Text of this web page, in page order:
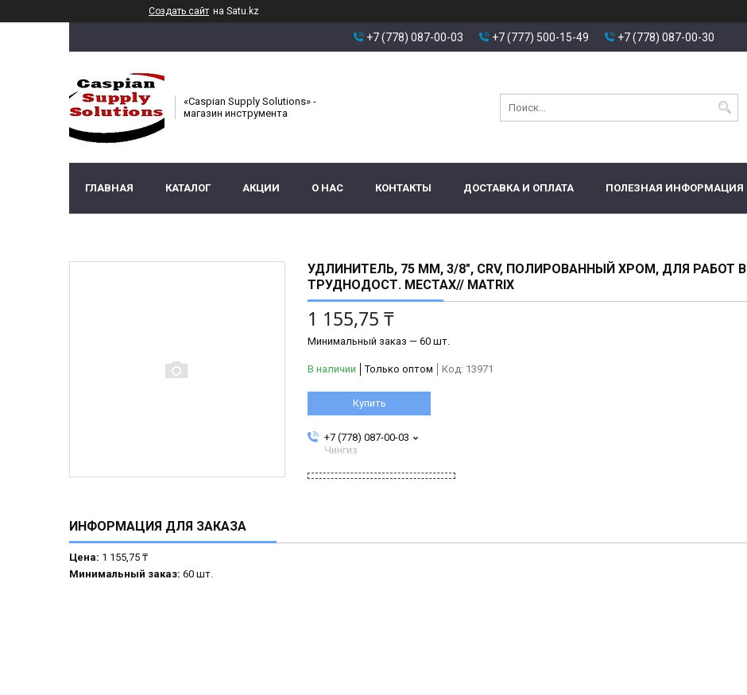
Создать сайт на Satu.kz
+7 (778) 087-00-03 +7 (777) 500-15-49 +7 (778) 087-00-30
«Caspian Supply Solutions» -
магазин инструмента
ГЛАВНАЯ КАТАЛОГ АКЦИИ О НАС КОНТАКТЫ ДОСТАВКА И ОПЛАТА ПОЛЕЗНАЯ ИНФОРМАЦИЯ
УДЛИНИТЕЛЬ, 75 ММ, 3/8", CRV, ПОЛИРОВАННЫЙ ХРОМ, ДЛЯ РАБОТ В
ТРУДНОДОСТ. МЕСТАХ// MATRIX
1 155,75 ₸
Минимальный заказ — 60 шт.
В наличии Только оптом Код: 13971
Купить
+7 (778) 087-00-03
Чингиз
ИНФОРМАЦИЯ ДЛЯ ЗАКАЗА
Цена: 1 155,75 ₸
Минимальный заказ: 60 шт.